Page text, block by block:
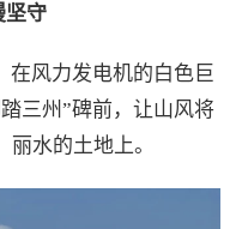
坚守
在风力发电机的白色巨
三州”碑前，让山风将
水的土地上。